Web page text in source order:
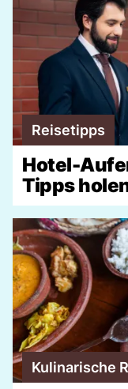
Reisetipps
Hotel-
Tipps
Kulinarische